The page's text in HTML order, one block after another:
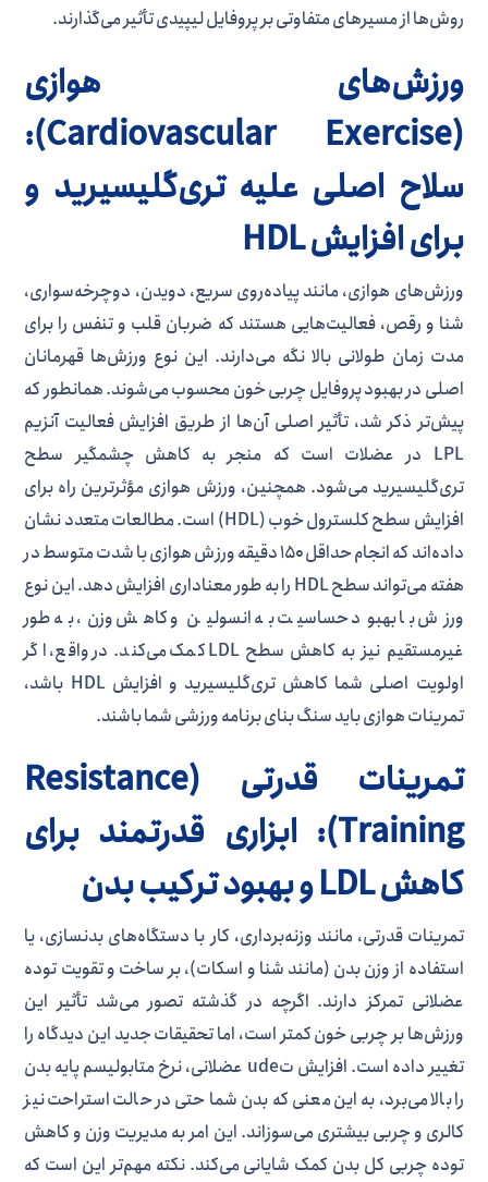
روش‌ها از مسیرهای متفاوتی بر پروفایل لیپیدی تأثیر می‌گذارند.
ورزش‌های هوازی
(Cardiovascular Exercise):
سلاح اصلی علیه تری‌گلیسیرید و
برای افزایش HDL
ورزش‌های هوازی، مانند پیاده‌روی سریع، دویدن، دوچرخه‌سواری،
شنا و رقص، فعالیت‌هایی هستند که ضربان قلب و تنفس را برای
مدت زمان طولانی بالا نگه می‌دارند. این نوع ورزش‌ها قهرمانان
اصلی در بهبود پروفایل چربی خون محسوب می‌شوند. همانطور که
پیش‌تر ذکر شد، تأثیر اصلی آن‌ها از طریق افزایش فعالیت آنزیم
LPL در عضلات است که منجر به کاهش چشمگیر سطح
تری‌گلیسیرید می‌شود. همچنین، ورزش هوازی مؤثرترین راه برای
افزایش سطح کلسترول خوب (HDL) است. مطالعات متعدد نشان
داده‌اند که انجام حداقل ۱۵۰ دقیقه ورزش هوازی با شدت متوسط در
هفته می‌تواند سطح HDL را به طور معناداری افزایش دهد. این نوع
ورزش با بهبود حساسیت به انسولین و کاهش وزن، به طور
غیرمستقیم نیز به کاهش سطح LDL کمک می‌کند. در واقع، اگر
اولویت اصلی شما کاهش تری‌گلیسیرید و افزایش HDL باشد،
تمرینات هوازی باید سنگ بنای برنامه ورزشی شما باشند.
تمرینات قدرتی (Resistance
Training): ابزاری قدرتمند برای
کاهش LDL و بهبود ترکیب بدن
تمرینات قدرتی، مانند وزنه‌برداری، کار با دستگاه‌های بدنسازی، یا
استفاده از وزن بدن (مانند شنا و اسکات)، بر ساخت و تقویت توده
عضلانی تمرکز دارند. اگرچه در گذشته تصور می‌شد تأثیر این
ورزش‌ها بر چربی خون کمتر است، اما تحقیقات جدید این دیدگاه را
تغییر داده است. افزایش تude عضلانی، نرخ متابولیسم پایه بدن
را بالا می‌برد، به این معنی که بدن شما حتی در حالت استراحت نیز
کالری و چربی بیشتری می‌سوزاند. این امر به مدیریت وزن و کاهش
توده چربی کل بدن کمک شایانی می‌کند. نکته مهم‌تر این است که